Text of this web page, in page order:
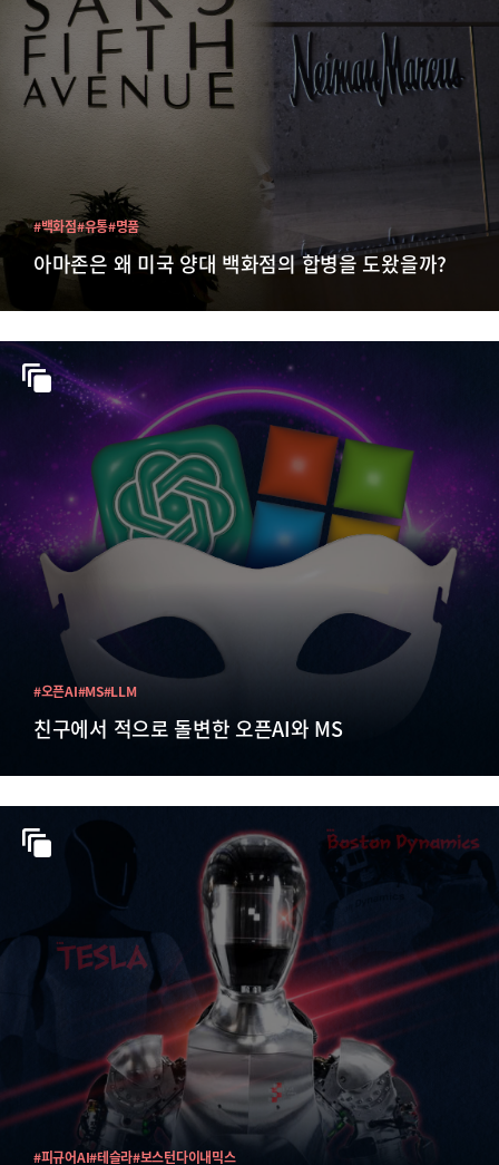
아마존은 왜 미국 양대 백화점의 합병을 도왔을까?
#백화점#유통#명품
친구에서 적으로 돌변한 오픈AI와 MS
#오픈AI#MS#LLM
#피규어AI#테슬라#보스턴다이내믹스